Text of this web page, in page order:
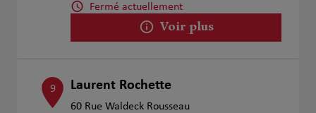
Fermé actuellement
Voir plus
9 Laurent Rochette
60 Rue Waldeck Rousseau